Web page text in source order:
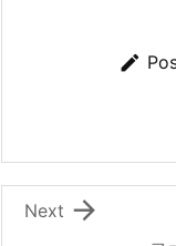


Next